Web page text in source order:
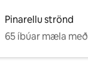
Pinarellu strönd
65 íbúar mæla með